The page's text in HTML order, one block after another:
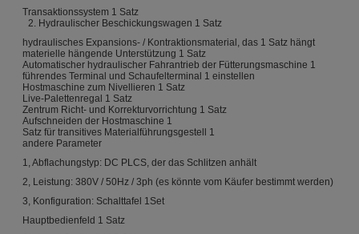
Transaktionssystem 1 Satz
2. Hydraulischer Beschickungswagen 1 Satz
hydraulisches Expansions- / Kontraktionsmaterial, das 1 Satz hängt
materielle hängende Unterstützung 1 Satz
Automatischer hydraulischer Fahrantrieb der Fütterungsmaschine 1
führendes Terminal und Schaufelterminal 1 einstellen
Hostmaschine zum Nivellieren 1 Satz
Live-Palettenregal 1 Satz
Zentrum Richt- und Korrekturvorrichtung 1 Satz
Aufschneiden der Hostmaschine 1
Satz für transitives Materialführungsgestell 1
andere Parameter
1, Abflachungstyp: DC PLCS, der das Schlitzen anhält
2, Leistung: 380V / 50Hz / 3ph (es könnte vom Käufer bestimmt werden)
3, Konfiguration: Schalttafel 1Set
Hauptbedienfeld 1 Satz